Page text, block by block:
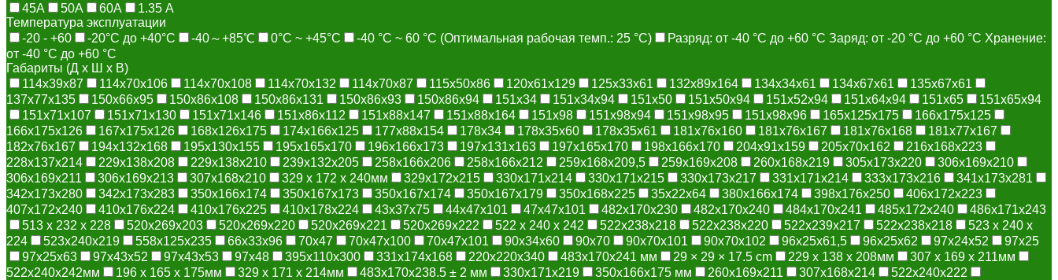
45А
50А 60А
1.35 A
Температура эксплуатации
-20 - +60
-20°С до +40°С -40～+85℃ 0°С ~ +45°С -40 °C ~ 60 °C (Оптимальная рабочая темп.: 25 °C)
Разряд: от -40 °С до +60 °С Заряд: от -20 °С до +60 °С Хранение:
от -40 °С до +60 °С
Габариты (Д х Ш х В)
114x39x87
114x70x106 114x70x108 114x70x132 114x70x87 115x50x86 120x61x129 125x33x61 132x89x164 134x34x61 134x67x61
135x67x61
137x77x135
150x66x95 150x86x108 150x86x131 150x86x93 150x86x94 151x34 151x34x94 151x50 151x50x94 151x52x94 151x64x94 151x65
151x65x94
151x71x107
151x71x130 151x71x146 151x86x112 151x88x147 151x88x164 151x98 151x98x94 151x98x95 151x98x96 165x125x175
166x175x125
166x175x126
167x175x126 168x126x175 174x166x125 177x88x154 178x34 178x35x60 178x35x61 181x76x160 181x76x167 181x76x168
181x77x167
182x76x167
194x132x168 195x130x155 195x165x170 196x166x173 197x131x163 197x165x170 198x166x170 204x91x159 205x70x162
216x168x223
228x137x214
229x138x208 229x138x210 239x132x205 258x166x206 258x166x212 259x168x209,5 259x169x208 260x168x219 305x173x220
306x169x210
306x169x211
306x169x213 307x168x210 329 х 172 х 240мм 329x172x215 330x171x214 330x171x215 330x173x217 331х171х214 333x173x216
341x173x281
342x173x280
342x173x283 350x166x174 350x167x173 350x167x174 350x167x179 350x168x225 35x22x64 380x166x174 398x176x250
406x172x223
407x172x240
410x176x224 410x176x225 410x178x224 43x37x75 44x47x101 47x47x101 482x170x230 482x170x240 484x170x241 485х172х240
486x171x243
513 х 232 х 228
520x269x203 520x269x220 520x269x221 520x269x222 522 х 240 х 242 522x238x218 522x238x220 522x239x217 522х238х218
523 х 240 х
224
523x240x219 558x125x235 66x33x96 70x47 70x47x100 70x47x101 90x34x60 90x70 90x70x101 90x70x102 96x25x61,5 96x25x62 97x24x52
97x25
97x25x63
97x43x52 97x43x53 97x48 395x110x300 331х174х168 220x220x340 483х170х241 мм 29 × 29 × 17.5 cm 229 x 138 x 208мм
307 x 169 x 211мм
522х240х242мм
196 x 165 x 175мм 329 x 171 x 214мм 483х170х238.5 ± 2 мм 330х171х219 350х166х175 мм 260х169х211 307х168х214
522х240х222